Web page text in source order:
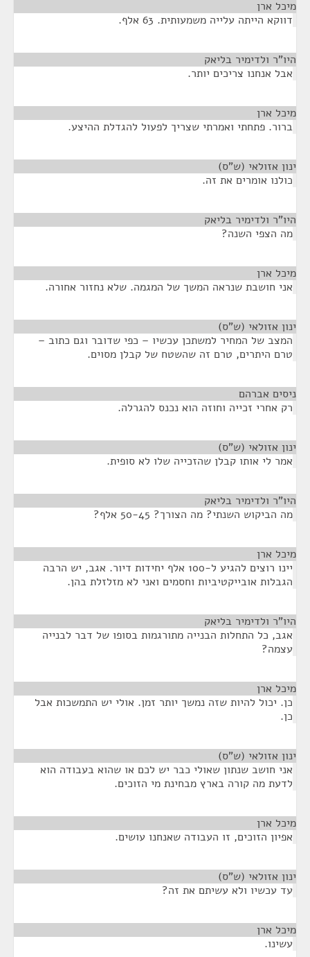
מיכל ארן
דווקא הייתה עלייה משמעותית. 63 אלף.
היו"ר ולדימיר בליאק
אבל אנחנו צריכים יותר.
מיכל ארן
ברור. פתחתי ואמרתי שצריך לפעול להגדלת ההיצע.
ינון אזולאי (ש"ס)
כולנו אומרים את זה.
היו"ר ולדימיר בליאק
מה הצפי השנה?
מיכל ארן
אני חושבת שנראה המשך של המגמה. שלא נחזור אחורה.
ינון אזולאי (ש"ס)
המצב של המחיר למשתכן עכשיו – כפי שדובר וגם כתוב –
טרם היתרים, טרם זה שהשטח של קבלן מסוים.
ניסים אברהם
רק אחרי זכייה וחוזה הוא נכנס להגרלה.
ינון אזולאי (ש"ס)
אמר לי אותו קבלן שהזכייה שלו לא סופית.
היו"ר ולדימיר בליאק
מה הביקוש השנתי? מה הצורך? 50-45 אלף?
מיכל ארן
יינו רוצים להגיע ל-100 אלף יחידות דיור. אגב, יש הרבה
הגבלות אובייקטיביות וחסמים ואני לא מזלזלת בהן.
היו"ר ולדימיר בליאק
אגב, כל התחלות הבנייה מתורגמות בסופו של דבר לבנייה
עצמה?
מיכל ארן
כן. יכול להיות שזה נמשך יותר זמן. אולי יש התמשכות אבל
כן.
ינון אזולאי (ש"ס)
אני חושב שנתון שאולי כבר יש לכם או שהוא בעבודה הוא
לדעת מה קורה בארץ מבחינת מי הזוכים.
מיכל ארן
אפיון הזוכים, זו העבודה שאנחנו עושים.
ינון אזולאי (ש"ס)
עד עכשיו ולא עשיתם את זה?
מיכל ארן
עשינו.